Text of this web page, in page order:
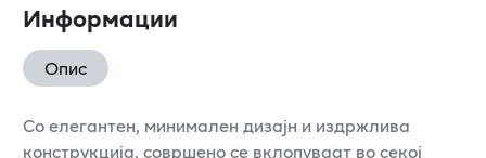
Информации
Опис
Со елегантен, минимален дизајн и издржлива
конструкција, совршено се вклопуваат во секој